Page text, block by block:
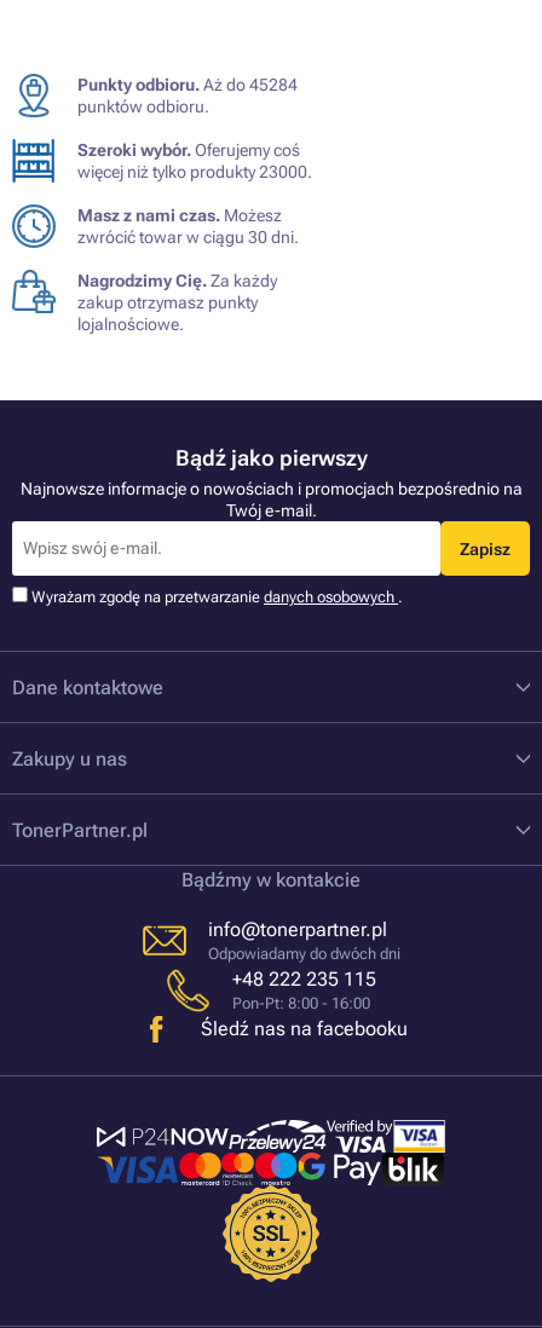
Punkty odbioru.Aż do 45284
punktów odbioru.
Szeroki wybór.Oferujemy coś
więcej niż tylko produkty 23000.
Masz z nami czas. Możesz
zwrócić towar w ciągu 30 dni.
Nagrodzimy Cię.Za każdy
zakup otrzymasz punkty
lojalnościowe.
Bądź jako pierwszy
Najnowsze informacje o nowościach i promocjach bezpośrednio na
Twój e-mail.
Zapisz
Wyrażam zgodę na przetwarzanie danych osobowych .
Dane kontaktowe
Zakupy u nas
TonerPartner.pl
Bądźmy w kontakcie
info@tonerpartner.pl
Odpowiadamy do dwóch dni
+48 222 235 115
Pon-Pt: 8:00 - 16:00
Śledź nas na facebooku